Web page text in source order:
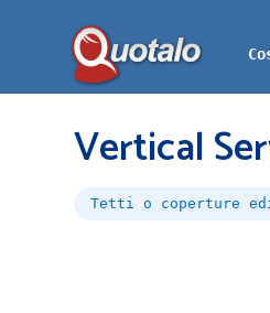
Vertical
Tetti o coperture